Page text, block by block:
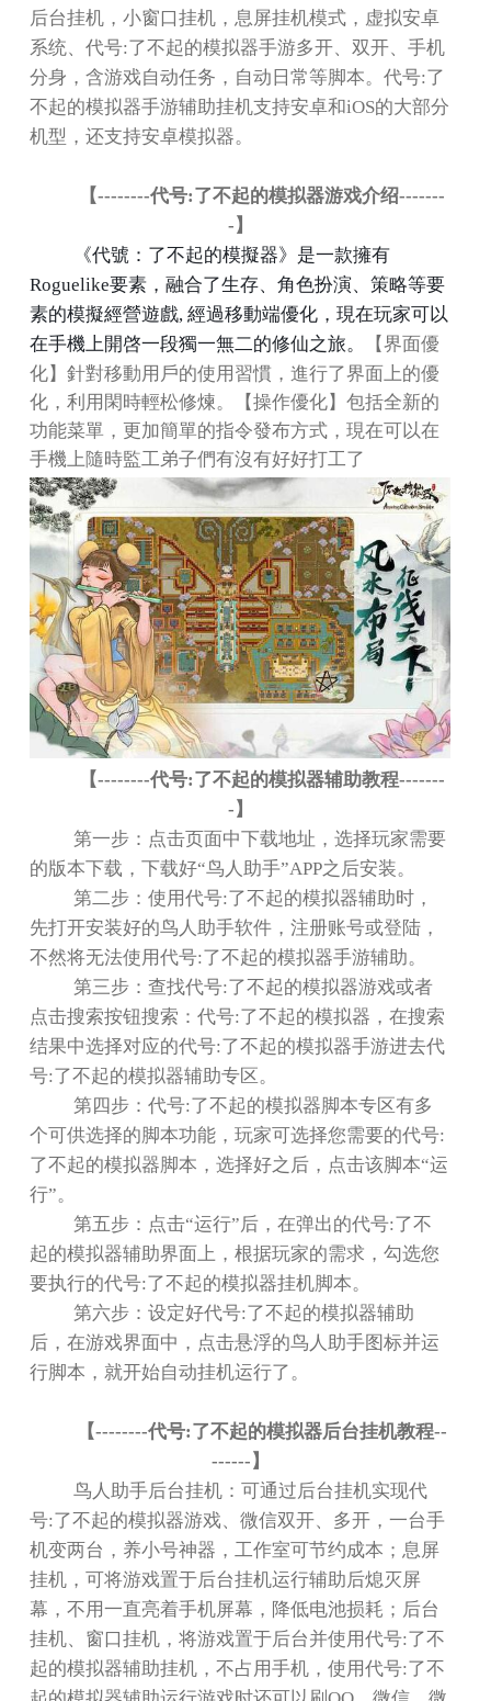
后台挂机，小窗口挂机，息屏挂机模式，虚拟安卓
系统、代号:了不起的模拟器手游多开、双开、手机
分身，含游戏自动任务，自动日常等脚本。代号:了
不起的模拟器手游辅助挂机支持安卓和iOS的大部分
机型，还支持安卓模拟器。
【--------代号:了不起的模拟器游戏介绍-------
-】
《代號：了不起的模擬器》是一款擁有
Roguelike要素，融合了生存、角色扮演、策略等要
素的模擬經營遊戲,經過移動端優化，現在玩家可以
在手機上開啓一段獨一無二的修仙之旅。
【界面優
化】針對移動用戶的使用習慣，進行了界面上的優
化，利用閑時輕松修煉。【操作優化】包括全新的
功能菜單，更加簡單的指令發布方式，現在可以在
手機上隨時監工弟子們有沒有好好打工了
【--------代号:了不起的模拟器辅助教程-------
- 】
第一步：点击页面中下载地址，选择玩家需要
的版本下载，下载好“鸟人助手”APP之后安装。
第二步：使用代号:了不起的模拟器辅助时，
先打开安装好的鸟人助手软件，注册账号或登陆，
不然将无法使用代号:了不起的模拟器手游辅助。
第三步：查找代号:了不起的模拟器游戏或者
点击搜索按钮搜索：代号:了不起的模拟器，在搜索
结果中选择对应的代号:了不起的模拟器手游进去代
号:了不起的模拟器辅助专区。
第四步：代号:了不起的模拟器脚本专区有多
个可供选择的脚本功能，玩家可选择您需要的代号:
了不起的模拟器脚本，选择好之后，点击该脚本“运
行”。
第五步：点击“运行”后，在弹出的代号:了不
起的模拟器辅助界面上，根据玩家的需求，勾选您
要执行的代号:了不起的模拟器挂机脚本。
第六步：设定好代号:了不起的模拟器辅助
后，在游戏界面中，点击悬浮的鸟人助手图标并运
行脚本，就开始自动挂机运行了。
【--------代号:了不起的模拟器后台挂机教程--
------ 】
鸟人助手后台挂机：可通过后台挂机实现代
号:了不起的模拟器游戏、微信双开、多开，一台手
机变两台，养小号神器，工作室可节约成本；息屏
挂机，可将游戏置于后台挂机运行辅助后熄灭屏
幕，不用一直亮着手机屏幕，降低电池损耗；后台
挂机、窗口挂机，将游戏置于后台并使用代号:了不
起的模拟器辅助挂机，不占用手机，使用代号:了不